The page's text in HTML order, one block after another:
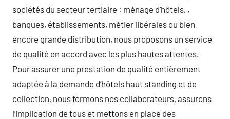
sociétés du secteur tertiaire : ménage d’hôtels, ,
banques, établissements, métier libérales ou bien
encore grande distribution, nous proposons un service
de qualité en accord avec les plus hautes attentes.
Pour assurer une prestation de qualité entièrement
adaptée à la demande d’hôtels haut standing et de
collection, nous formons nos collaborateurs, assurons
l’implication de tous et mettons en place des